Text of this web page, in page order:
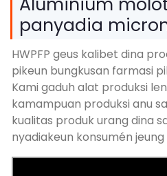
panyadia
HWPFP geus kalibet dina
pikeun bungkusan farmasi
Kami gaduh alat produksi
kamampuan produksi anu
kualitas produk urang dina
nyadiakeun konsumén